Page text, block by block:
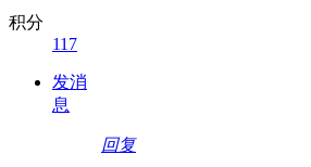
积分
117
发消
息
回复